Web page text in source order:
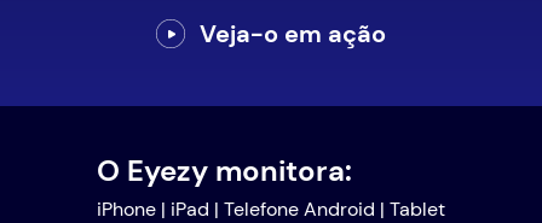
Veja-o em ação
O Eyezy monitora:
iPhone | iPad | Telefone Android | Tablet